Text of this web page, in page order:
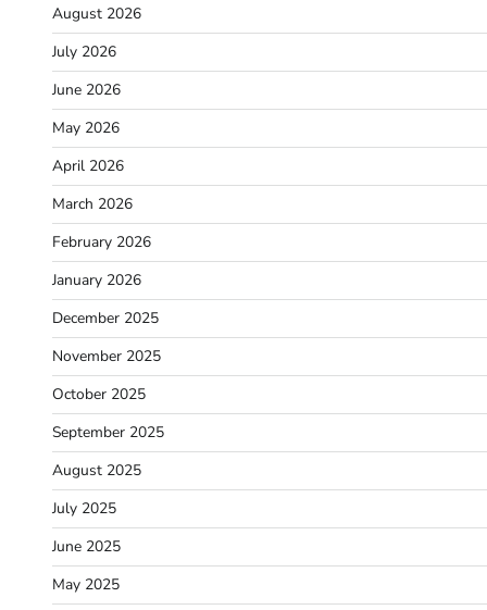
August 2026
July 2026
June 2026
May 2026
April 2026
March 2026
February 2026
January 2026
December 2025
November 2025
October 2025
September 2025
August 2025
July 2025
June 2025
May 2025